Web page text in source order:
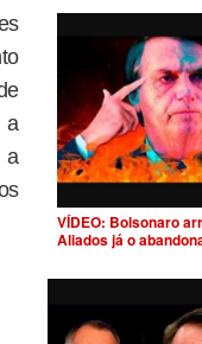
a
a
VÍDEO: Bolsonaro
Aliados já o